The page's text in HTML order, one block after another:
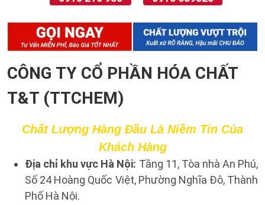
CÔNG TY CỔ PHẦN HÓA CHẤT
T&T (TTCHEM)
Chất Lượng Hàng Đầu Là Niềm Tin Của
Khách Hàng
Địa chỉ khu vực Hà Nội: Tầng 11, Tòa nhà An Phú,
Số 24 Hoàng Quốc Việt, Phường Nghĩa Đô, Thành
Phố Hà Nội.